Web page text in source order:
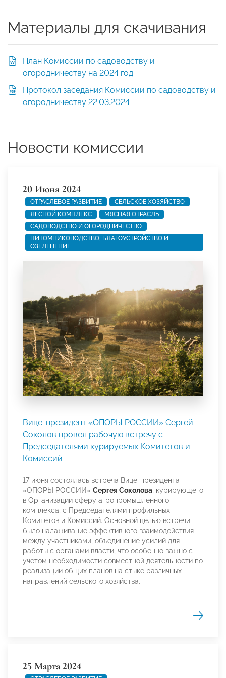
Материалы для скачивания
План Комиссии по садоводству и
огородничеству на 2024 год
Протокол заседания Комиссии по садоводству и
огородничеству 22.03.2024
Новости комиссии
20 Июня 2024
ОТРАСЛЕВОЕ РАЗВИТИЕ
СЕЛЬСКОЕ ХОЗЯЙСТВО
ЛЕСНОЙ КОМПЛЕКС
МЯСНАЯ ОТРАСЛЬ
САДОВОДСТВО И ОГОРОДНИЧЕСТВО
ПИТОМНИКОВОДСТВО, БЛАГОУСТРОЙСТВО И
ОЗЕЛЕНЕНИЕ
Вице-президент «ОПОРЫ РОССИИ» Сергей
Соколов провел рабочую встречу с
Председателями курируемых Комитетов и
Комиссий
17 июня состоялась встреча Вице-президента
«ОПОРЫ РОССИИ» Сергея Соколова, курирующего
в Организации сферу агропромышленного
комплекса, с Председателями профильных
Комитетов и Комиссий. Основной целью встречи
было налаживание эффективного взаимодействия
между участниками, объединение усилий для
работы с органами власти, что особенно важно с
учетом необходимости совместной деятельности по
реализации общих планов на стыке различных
направлений сельского хозяйства.
25 Марта 2024